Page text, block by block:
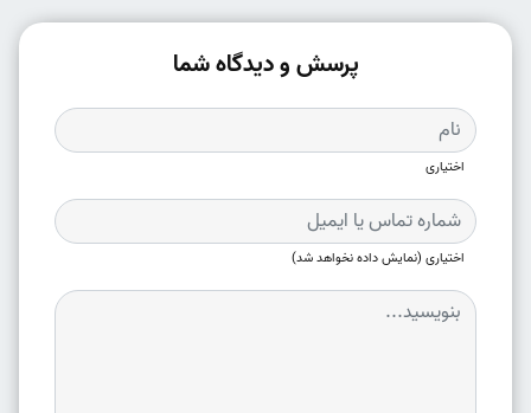
پرسش و دیدگاه شما
اختیاری
اختیاری (نمایش داده نخواهد شد)